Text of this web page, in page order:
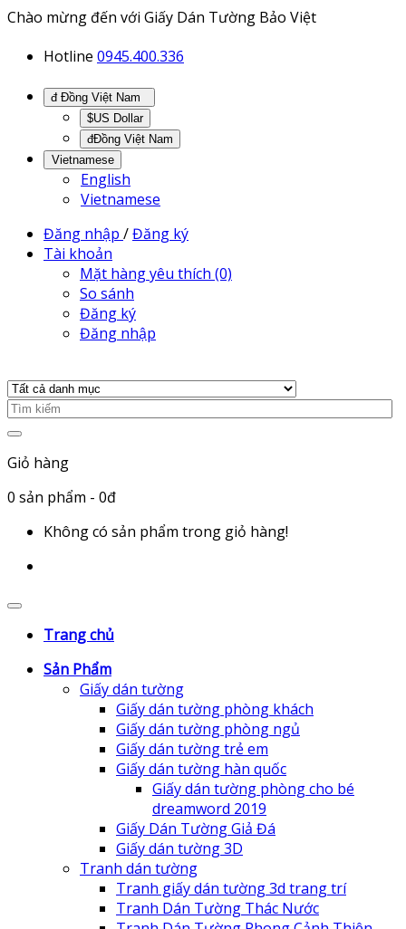
Chào mừng đến với Giấy Dán Tường Bảo Việt
Hotline 0945.400.336
$US Dollar
đĐồng Việt Nam
Vietnamese
English
Vietnamese
Đăng nhập /Đăng ký
Tài khoản
Mặt hàng yêu thích (0)
So sánh
Đăng ký
Đăng nhập
Giỏ hàng
0 sản phẩm - 0đ
Không có sản phẩm trong giỏ hàng!
Trang chủ
Sản Phẩm
Giấy dán tường
Giấy dán tường phòng khách
Giấy dán tường phòng ngủ
Giấy dán tường trẻ em
Giấy dán tường hàn quốc
Giấy dán tường phòng cho bé
dreamword 2019
Giấy Dán Tường Giả Đá
Giấy dán tường 3D
Tranh dán tường
Tranh giấy dán tường 3d trang trí
Tranh Dán Tường Thác Nước